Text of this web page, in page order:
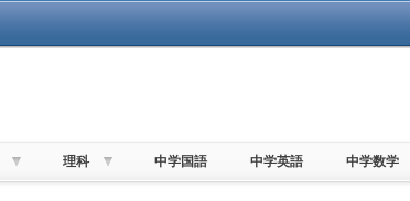
理科 中学国語 中学英語 中学数学